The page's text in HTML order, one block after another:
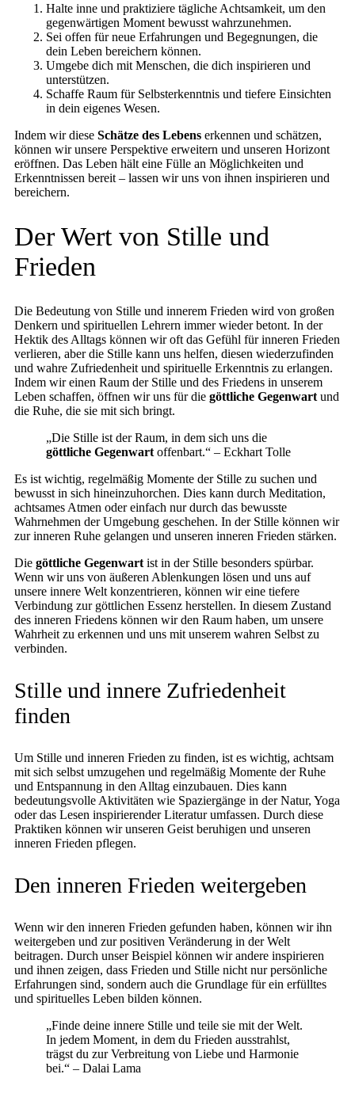
Halte inne und praktiziere tägliche Achtsamkeit, um den
gegenwärtigen Moment bewusst wahrzunehmen.
Sei offen für neue Erfahrungen und Begegnungen, die
dein Leben bereichern können.
Umgebe dich mit Menschen, die dich inspirieren und
unterstützen.
Schaffe Raum für Selbsterkenntnis und tiefere Einsichten
in dein eigenes Wesen.
Indem wir diese Schätze des Lebens erkennen und schätzen,
können wir unsere Perspektive erweitern und unseren Horizont
eröffnen. Das Leben hält eine Fülle an Möglichkeiten und
Erkenntnissen bereit – lassen wir uns von ihnen inspirieren und
bereichern.
Der Wert von Stille und
Frieden
Die Bedeutung von Stille und innerem Frieden wird von großen
Denkern und spirituellen Lehrern immer wieder betont. In der
Hektik des Alltags können wir oft das Gefühl für inneren Frieden
verlieren, aber die Stille kann uns helfen, diesen wiederzufinden
und wahre Zufriedenheit und spirituelle Erkenntnis zu erlangen.
Indem wir einen Raum der Stille und des Friedens in unserem
Leben schaffen, öffnen wir uns für die göttliche Gegenwart und
die Ruhe, die sie mit sich bringt.
„Die Stille ist der Raum, in dem sich uns die
göttliche Gegenwart offenbart.“ – Eckhart Tolle
Es ist wichtig, regelmäßig Momente der Stille zu suchen und
bewusst in sich hineinzuhorchen. Dies kann durch Meditation,
achtsames Atmen oder einfach nur durch das bewusste
Wahrnehmen der Umgebung geschehen. In der Stille können wir
zur inneren Ruhe gelangen und unseren inneren Frieden stärken.
Die göttliche Gegenwart ist in der Stille besonders spürbar.
Wenn wir uns von äußeren Ablenkungen lösen und uns auf
unsere innere Welt konzentrieren, können wir eine tiefere
Verbindung zur göttlichen Essenz herstellen. In diesem Zustand
des inneren Friedens können wir den Raum haben, um unsere
Wahrheit zu erkennen und uns mit unserem wahren Selbst zu
verbinden.
Stille und innere Zufriedenheit
finden
Um Stille und inneren Frieden zu finden, ist es wichtig, achtsam
mit sich selbst umzugehen und regelmäßig Momente der Ruhe
und Entspannung in den Alltag einzubauen. Dies kann
bedeutungsvolle Aktivitäten wie Spaziergänge in der Natur, Yoga
oder das Lesen inspirierender Literatur umfassen. Durch diese
Praktiken können wir unseren Geist beruhigen und unseren
inneren Frieden pflegen.
Den inneren Frieden weitergeben
Wenn wir den inneren Frieden gefunden haben, können wir ihn
weitergeben und zur positiven Veränderung in der Welt
beitragen. Durch unser Beispiel können wir andere inspirieren
und ihnen zeigen, dass Frieden und Stille nicht nur persönliche
Erfahrungen sind, sondern auch die Grundlage für ein erfülltes
und spirituelles Leben bilden können.
„Finde deine innere Stille und teile sie mit der Welt.
In jedem Moment, in dem du Frieden ausstrahlst,
trägst du zur Verbreitung von Liebe und Harmonie
bei.“ – Dalai Lama